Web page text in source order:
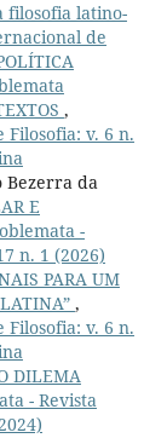
filosofia latino-
de
,
v. 6 n.
Bezerra da
E
-
n. 1 (2026)
PARA UM
,
v. 6 n.
DILEMA
- Revista